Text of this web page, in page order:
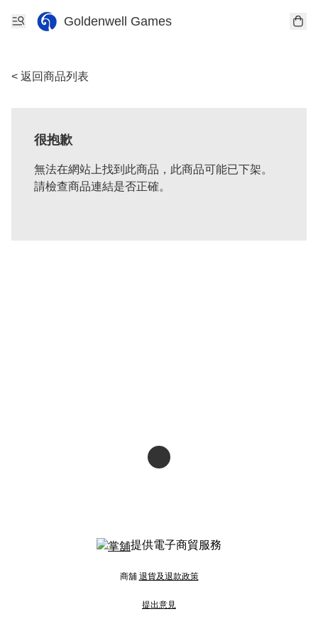
Goldenwell Games
< 返回商品列表
很抱歉
無法在網站上找到此商品，此商品可能已下架。
請檢查商品連結是否正確。
提供電子商貿服務
商舖 退貨及退款政策
提出意見